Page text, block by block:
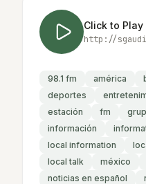
Click to Play
98.1 fm américa
deportes
estación
fm
información
local information
local talk
méxico
noticias en español